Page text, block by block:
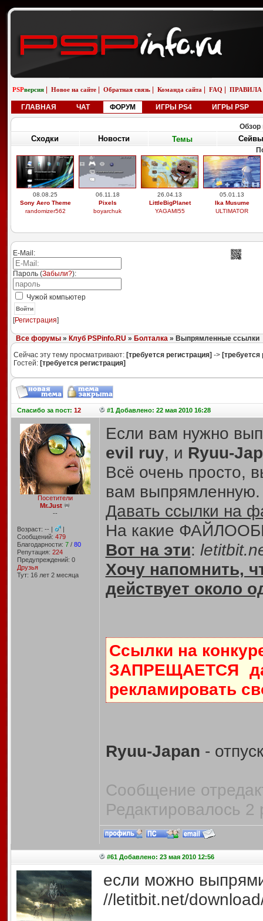
PSPверсия Новое на сайте Обратная связь Команда сайта FAQ ПРАВИЛА
ГЛАВНАЯ ЧАТ ФОРУМ ИГРЫ PS4 ИГРЫ PSP
Обзор
Сходки Новости Темы Сейвы
08.08.25
Sony Aero Theme
randomizer562
06.11.18
Pixels
boyarchuk
26.04.13
LittleBigPlanet
YAGAMI55
05.01.13
Ika Musume
ULTIMATOR
E-Mail:
Пароль (Забыли?):
Чужой компьютер
Войти
[Регистрация]
Все форумы» Клуб PSPinfo.RU » Болталка» Выпрямленные ссылки
Сейчас эту тему просматривают: [требуется регистрация] -> [требуется
Гостей: [требуется регистрация]
Спасибоза пост: 12 #1 Добавлено: 22 мая 2010 16:28
Посетители
Mr.Just
--
Возраст: -- |
|
Сообщений: 479
Благодарности: 7/ 80
Репутация: 224
Предупреждений: 0
Друзья
Тут: 16 лет 2 месяцa
Если вам нужно
evil ruy, и Ryuu-
Всё очень просто,
вам выпрямленную.
Давать ссылки на
На какие
Вот на эти:
Хочу напомнить,
действует около
Ссылки на
ЗАПРЕЩАЕТСЯ
рекламировать
Ryuu-Japan -
Сообщение
Редактировалось 2
#61 Добавлено: 23 мая 2010 12:56
если можно
//letitbit.net/